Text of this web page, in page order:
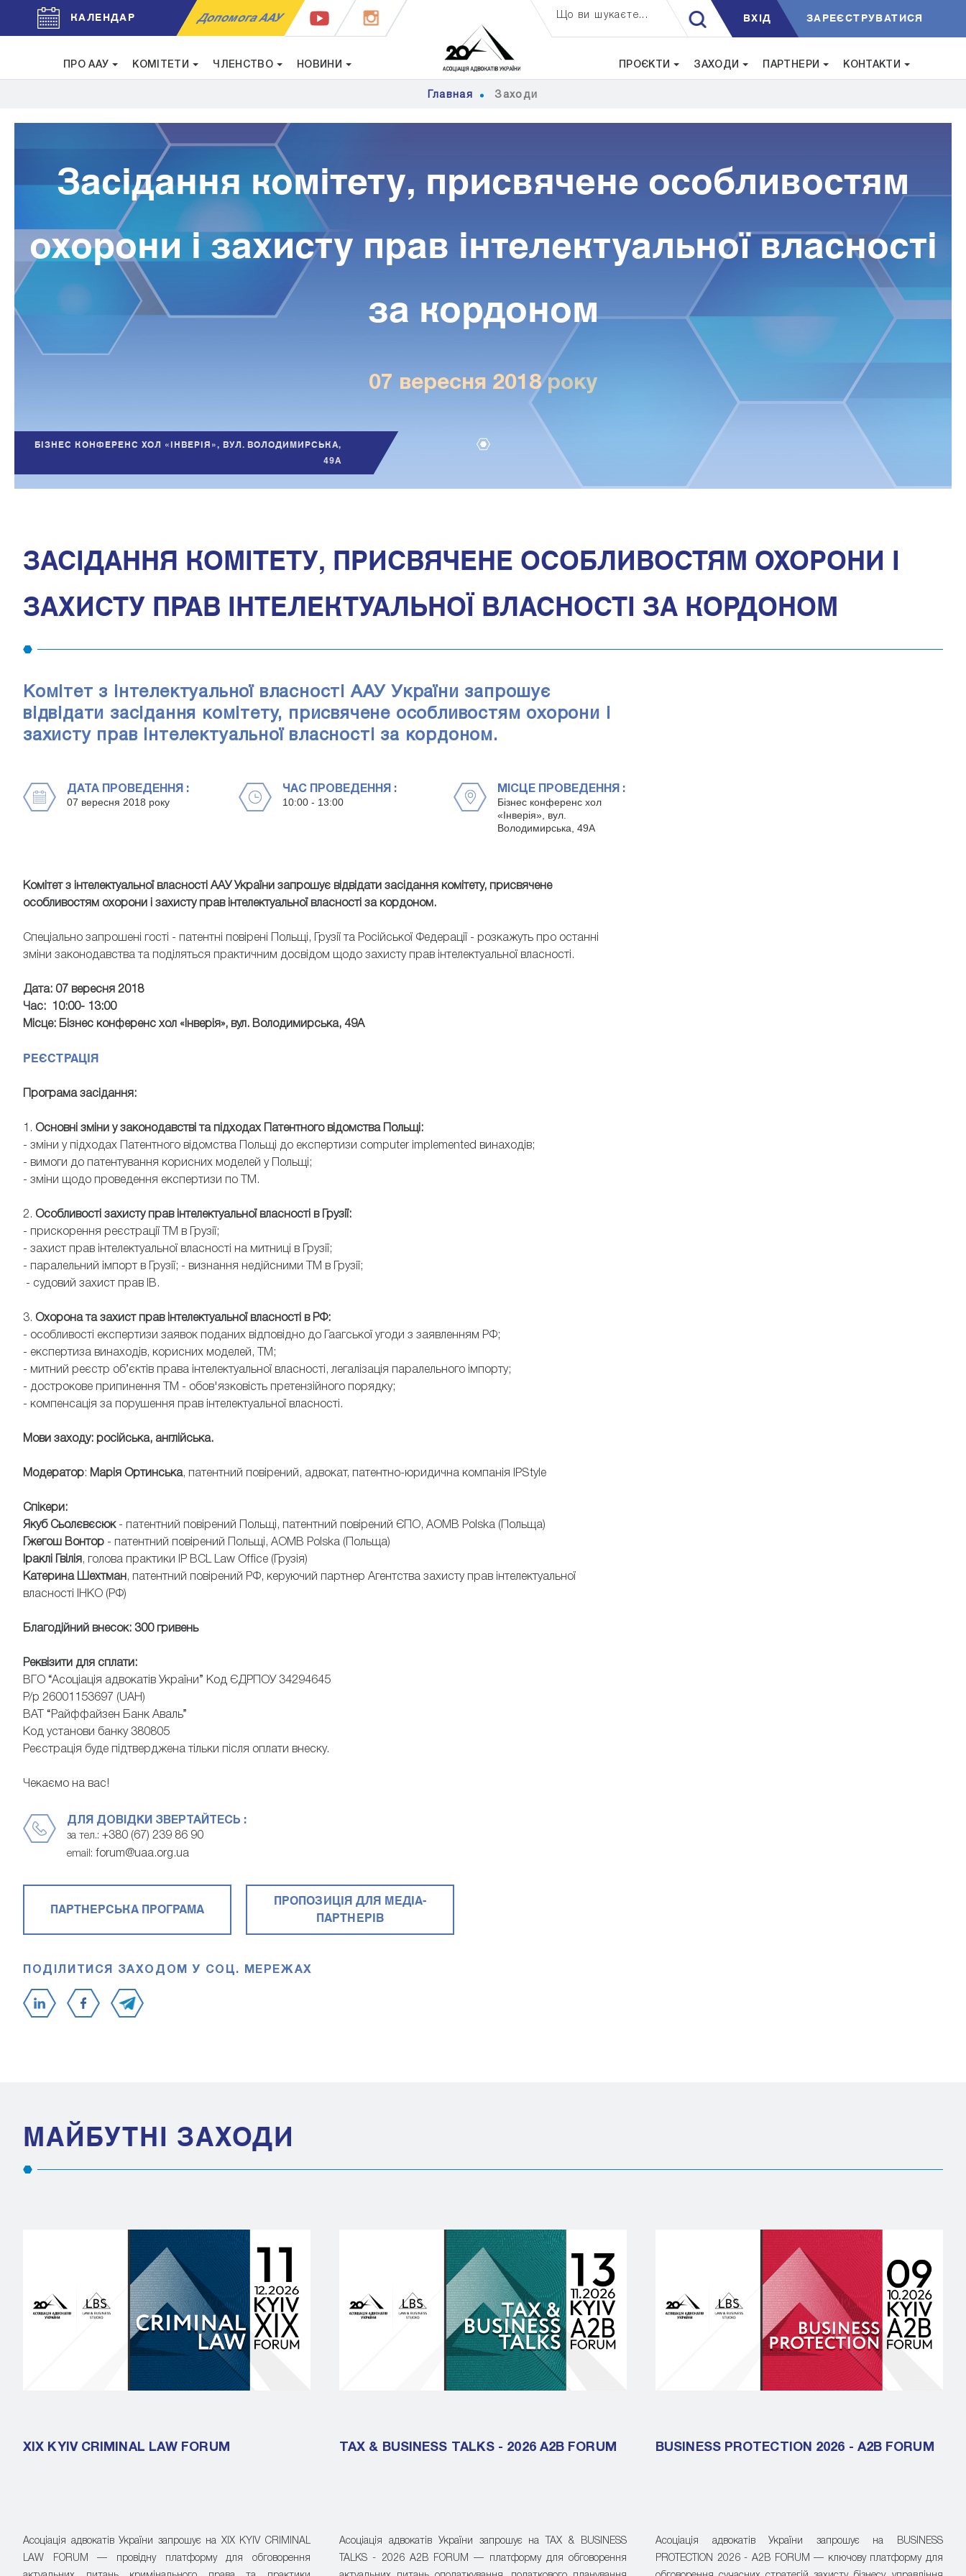
КАЛЕНДАР Допомога ААУ Що ви шукаєте... ВXIД ЗАРЕЄСТРУВАТИСЯ
ПРО ААУ КОМІТЕТИ ЧЛЕНСТВО НОВИНИ ПРОЄКТИ ЗАХОДИ ПАРТНЕРИ КОНТАКТИ
Главная Заходи
Засідання комітету, присвячене особливостям
охорони і захисту прав інтелектуальної власності
за кордоном
07 вересня 2018 року
БІЗНЕС КОНФЕРЕНС ХОЛ «ІНВЕРІЯ», ВУЛ. ВОЛОДИМИРСЬКА,
49А
ЗАСІДАННЯ КОМІТЕТУ, ПРИСВЯЧЕНЕ ОСОБЛИВОСТЯМ ОХОРОНИ І
ЗАХИСТУ ПРАВ ІНТЕЛЕКТУАЛЬНОЇ ВЛАСНОСТІ ЗА КОРДОНОМ
Комітет з інтелектуальної власності ААУ України запрошує
відвідати засідання комітету, присвячене особливостям охорони і
захисту прав інтелектуальної власності за кордоном.
ДАТА ПРОВЕДЕННЯ :
07 вересня 2018 року
ЧАС ПРОВЕДЕННЯ :
10:00 - 13:00
МІСЦЕ ПРОВЕДЕННЯ :
Бізнес конференс хол
«Інверія», вул.
Володимирська, 49А
Комітет з інтелектуальної власності ААУ України запрошує відвідати засідання комітету, присвячене
особливостям охорони і захисту прав інтелектуальної власності за кордоном.
Спеціально запрошені гості - патентні повірені Польщі, Грузії та Російської Федерації - розкажуть про останні
зміни законодавства та поділяться практичним досвідом щодо захисту прав інтелектуальної власності.
Дата: 07 вересня 2018
Час: 10:00- 13:00
Місце: Бізнес конференс хол «Інверія», вул. Володимирська, 49А
РЕЄСТРАЦІЯ
Програма засідання:
1. Основні зміни у законодавстві та підходах Патентного відомства Польщі:
- зміни у підходах Патентного відомства Польщі до експертизи computer implemented винаходів;
- вимоги до патентування корисних моделей у Польщі;
- зміни щодо проведення експертизи по ТМ.
2. Особливості захисту прав інтелектуальної власності в Грузії:
- прискорення реєстрації ТМ в Грузії;
- захист прав інтелектуальної власності на митниці в Грузії;
- паралельний імпорт в Грузії; - визнання недійсними ТМ в Грузії;
- судовий захист прав ІВ.
3. Охорона та захист прав інтелектуальної власності в РФ:
- особливості експертизи заявок поданих відповідно до Гаагської угоди з заявленням РФ;
- експертиза винаходів, корисних моделей, ТМ;
- митний реєстр об’єктів права інтелектуальної власності, легалізація паралельного імпорту;
- дострокове припинення ТМ - обов'язковість претензійного порядку;
- компенсація за порушення прав інтелектуальної власності.
Мови заходу: російська, англійська.
Модератор: Марія Ортинська, патентний повірений, адвокат, патентно-юридична компанія IPStyle
Спікери:
Якуб Сьолєвєсюк- патентний повірений Польщі, патентний повірений ЄПО, AOMB Polska (Польща)
Гжегош Вонтор - патентний повірений Польщі, AOMB Polska (Польща)
Іраклі Гвілія , голова практики IP BCL Law Office (Грузія)
Катерина Шехтман , патентний повірений РФ, керуючий партнер Агентства захисту прав інтелектуальної
власності ІНКО (РФ)
Благодійний внесок: 300 гривень
Реквізити для сплати:
ВГО “Асоціація адвокатів України” Код ЄДРПОУ 34294645
Р/р 26001153697 (UAH)
ВАТ “Райффайзен Банк Аваль”
Код установи банку 380805
Реєстрація буде підтверджена тільки після оплати внеску.
Чекаємо на вас!
ДЛЯ ДОВІДКИ ЗВЕРТАЙТЕСЬ :
за тел.: +380 (67) 239 86 90
email: forum@uaa.org.ua
ПАРТНЕРСЬКА ПРОГРАМА
ПРОПОЗИЦІЯ ДЛЯ МЕДІА-
ПАРТНЕРІВ
ПОДІЛИТИСЯ ЗАХОДОМ У СОЦ. МЕРЕЖАХ
МАЙБУТНІ ЗАХОДИ
XIX KYIV CRIMINAL LAW FORUM
Асоціація адвокатів України запрошує на XIX KYIV CRIMINAL
LAW FORUM — провідну платформу для обговорення
TAX & BUSINESS TALKS - 2026 A2B FORUM
Асоціація адвокатів України запрошує на TAX & BUSINESS
TALKS - 2026 A2B FORUM — платформу для обговорення
BUSINESS PROTECTION 2026 - A2B FORUM
Асоціація адвокатів України запрошує на BUSINESS
PROTECTION 2026 - A2B FORUM — ключову платформу для